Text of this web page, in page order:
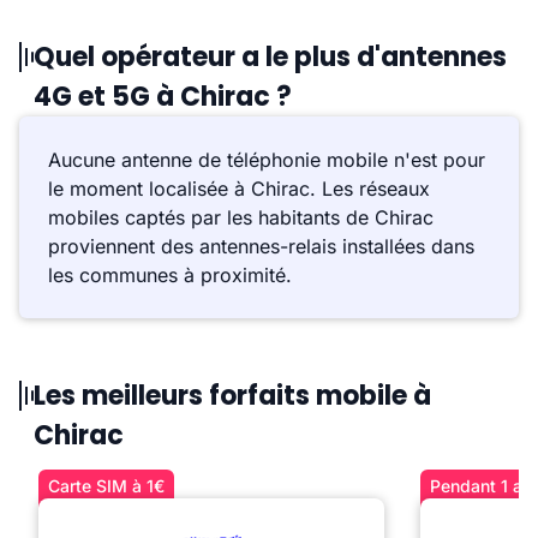
Quel opérateur a le plus d'antennes
4G et 5G à Chirac ?
Aucune antenne de téléphonie mobile n'est pour
le moment localisée à Chirac. Les réseaux
mobiles captés par les habitants de Chirac
proviennent des antennes-relais installées dans
les communes à proximité.
Les meilleurs forfaits mobile à
Chirac
Carte SIM à 1€ Pendant 1